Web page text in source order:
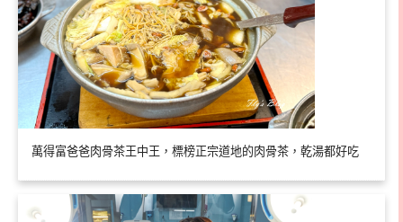
萬得富爸爸肉骨茶王中王，標榜正宗道地的肉骨茶，乾湯都好吃